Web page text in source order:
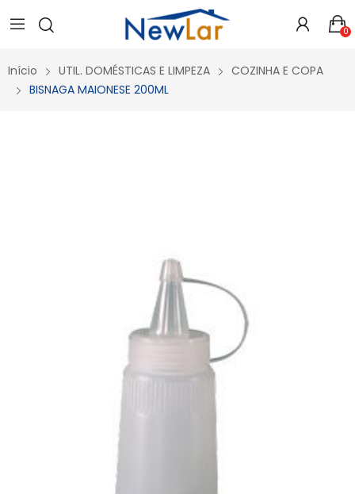
Secure crypto portfolio manager for desktops and mobile -
Visit Ledger Live
- easily manage, stake, and track assets. 0
Início UTIL. DOMÉSTICAS E LIMPEZA
COZINHA E COPA
BISNAGA MAIONESE 200ML